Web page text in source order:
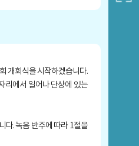
(임시회) 회
00:10:07
(임시회) 회
00:10:47
감사특별위원
00:11:14
감사특별위원
00:13:17
개회식을 시작하겠습니다.
리에서 일어나 단상에 있는
다. 녹음 반주에 따라 1절을